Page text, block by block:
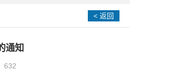
< 返回
通知
632